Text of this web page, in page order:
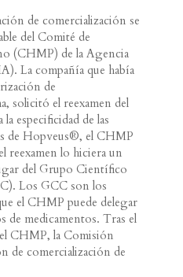
de comercialización se
del Comité de
(CHMP) de la Agencia
La compañía que había
de
solicitó el reexamen del
especificidad de las
de Hopveus®, el CHMP
reexamen lo hiciera un
del Grupo Científico
Los GCC son los
el CHMP puede delegar
de medicamentos. Tras el
CHMP, la Comisión
de comercialización de